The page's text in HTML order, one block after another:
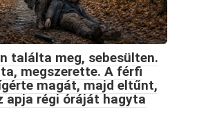
találta meg, sebesülten.
megszerette. A férfi
magát, majd eltűnt,
apja régi óráját hagyta